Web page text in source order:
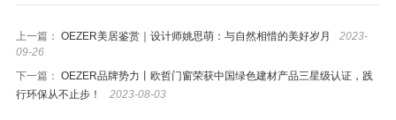
上一篇： OEZER美居鉴赏｜设计师姚思萌：与自然相惜的美好岁月
2023-
09-26
下一篇： OEZER品牌势力丨欧哲门窗荣获中国绿色建材产品三星级认证，践
行环保从不止步！
2023-08-03